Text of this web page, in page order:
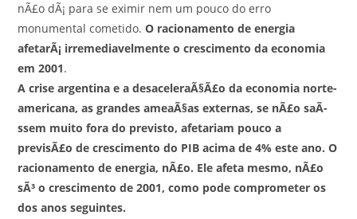
nÃ£o dÃ¡ para se eximir nem um pouco do erro
monumental cometido.O racionamento de energia
afetarÃ¡ irremediavelmente o crescimento da economia
em 2001.
A crise argentina e a desaceleraÃ§Ã£o da economia norte-
americana, as grandes ameaÃ§as externas, se nÃ£o saÃ­
ssem muito fora do previsto, afetariam pouco a
previsÃ£o de crescimento do PIB acima de 4% este ano. O
racionamento de energia, nÃ£o. Ele afeta mesmo, nÃ£o
sÃ³ o crescimento de 2001, como pode comprometer os
dos anos seguintes.